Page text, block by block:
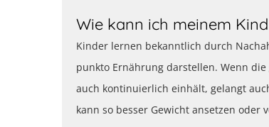
Wie kann ich meinem
Kinder lernen bekanntlich durch
punkto Ernährung darstellen. Wenn
auch kontinuierlich einhält, gelangt
kann so besser Gewicht ansetzen oder